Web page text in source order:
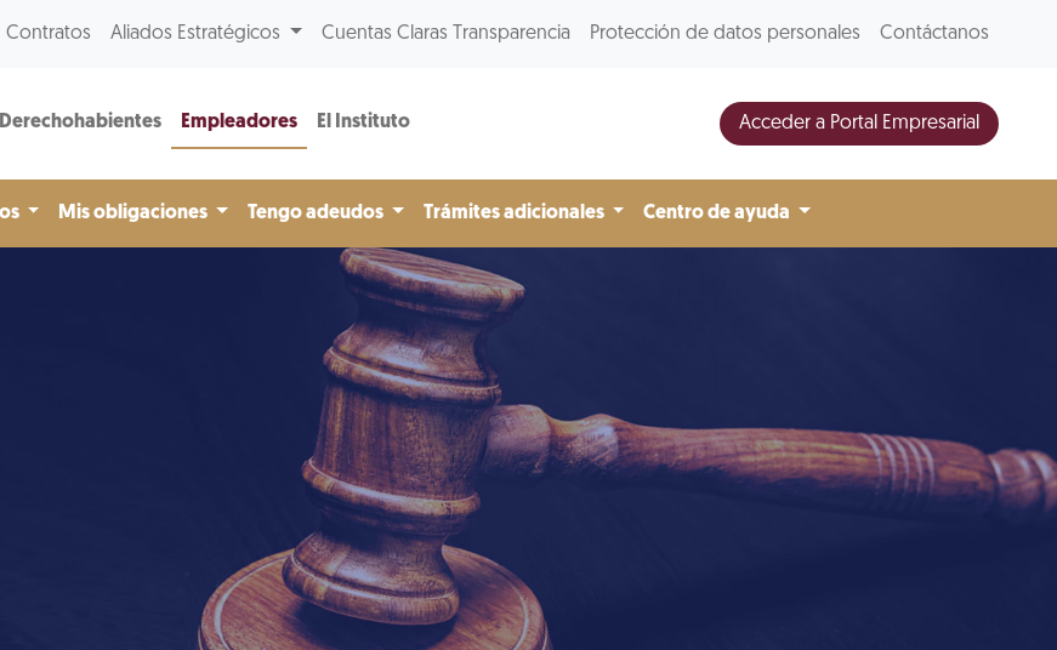
Contratos Aliados Estratégicos Cuentas Claras Transparencia Protección de datos personales Contáctanos
Derechohabientes Empleadores El Instituto Acceder a Portal Empresarial
Mis obligaciones Tengo adeudos Trámites adicionales Centro de ayuda